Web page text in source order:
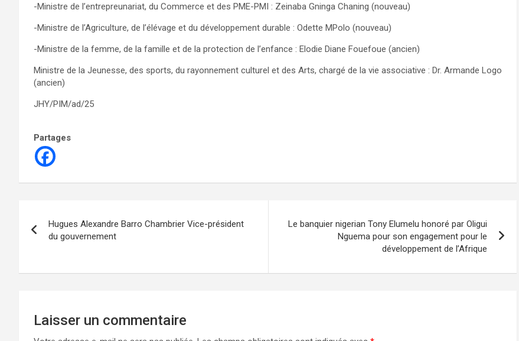
-Ministre de l’entrepreunariat, du Commerce et des PME-PMI : Zeinaba Gninga Chaning (nouveau)
-Ministre de l’Agriculture, de l’élévage et du développement durable : Odette MPolo (nouveau)
-Ministre de la femme, de la famille et de la protection de l’enfance : Elodie Diane Fouefoue (ancien)
Ministre de la Jeunesse, des sports, du rayonnement culturel et des Arts, chargé de la vie associative : Dr. Armande Logo
(ancien)
JHY/PIM/ad/25
Partages
de
Hugues Alexandre Barro Chambrier Vice-président
du gouvernement
Le banquier nigerian Tony Elumelu honoré par Oligui
Nguema pour son engagement pour le
développement de l’Afrique
Laisser un commentaire